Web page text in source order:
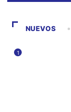
NUEVOS
1